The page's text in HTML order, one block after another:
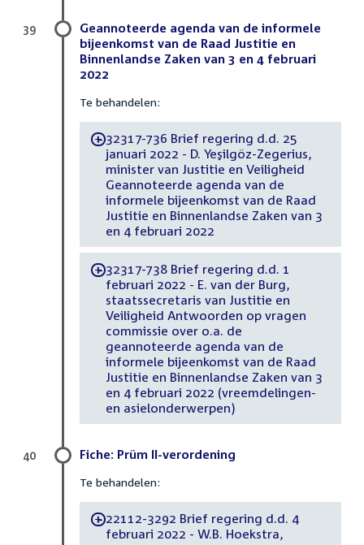
Geannoteerde agenda van de informele
bijeenkomst van de Raad Justitie en
Binnenlandse Zaken van 3 en 4 februari
2022
Te behandelen:
-32317-736 Brief regering d.d. 25
januari 2022 - D. Yeşilgöz-Zegerius,
minister van Justitie en Veiligheid
Geannoteerde agenda van de
informele bijeenkomst van de Raad
Justitie en Binnenlandse Zaken van 3
en 4 februari 2022
-32317-738 Brief regering d.d. 1
februari 2022 - E. van der Burg,
staatssecretaris van Justitie en
Veiligheid Antwoorden op vragen
commissie over o.a. de
geannoteerde agenda van de
informele bijeenkomst van de Raad
Justitie en Binnenlandse Zaken van 3
en 4 februari 2022 (vreemdelingen-
en asielonderwerpen)
39
Fiche: Prüm II-verordening
Te behandelen:
-22112-3292 Brief regering d.d. 4
februari 2022 - W.B. Hoekstra,
40